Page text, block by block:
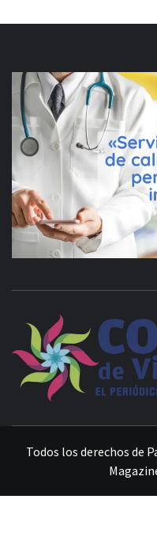
Todos los derechos de